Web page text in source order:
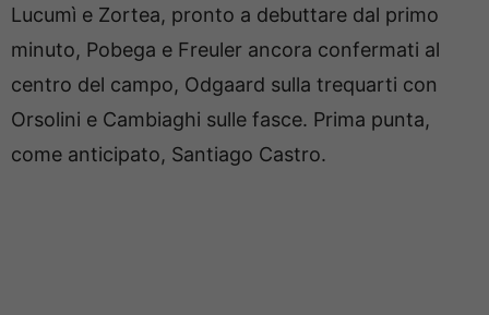
Lucumì e Zortea, pronto a debuttare dal primo
minuto, Pobega e Freuler ancora confermati al
centro del campo, Odgaard sulla trequarti con
Orsolini e Cambiaghi sulle fasce. Prima punta,
come anticipato, Santiago Castro.